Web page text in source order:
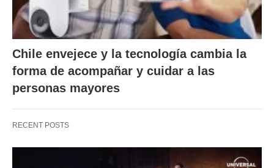
Chile envejece y la tecnología cambia la
forma de acompañar y cuidar a las
personas mayores
RECENT POSTS